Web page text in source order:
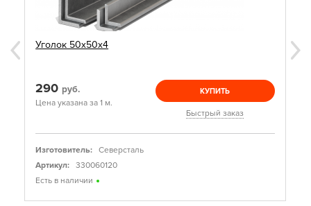
Уголок 50х50х4
290 руб.
Цена указана за 1 м.
КУПИТЬ
Быстрый заказ
Изготовитель:
Северсталь
Артикул:
330060120
Есть в наличии